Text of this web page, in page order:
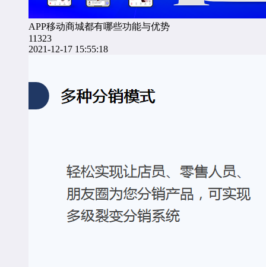
APP移动商城都有哪些功能与优势
11323
2021-12-17 15:55:18